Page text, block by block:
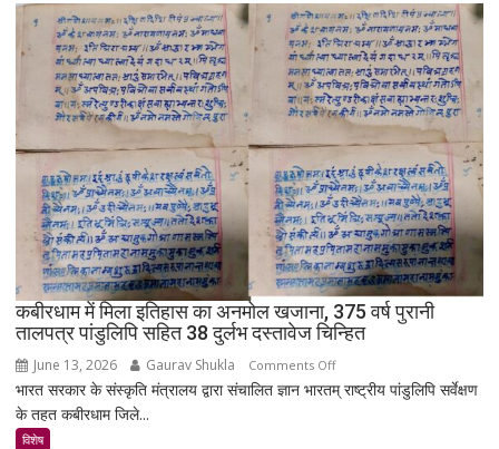
गाँव!
200
साल
बाद
भी
क्यों
बसा
राजस्थान
का
सबसे
रहस्यमयी
गांव?
कबीरधाम में मिला इतिहास का अनमोल खजाना, 375 वर्ष पुरानी
तालपत्र पांडुलिपि सहित 38 दुर्लभ दस्तावेज चिन्हित
June 13, 2026 Gaurav Shukla Comments Offon
कबीरधाम
भारत सरकार के संस्कृति मंत्रालय द्वारा संचालित ज्ञान भारतम् राष्ट्रीय पांडुलिपि सर्वेक्षण
के तहत कबीरधाम जिले...
विशेष